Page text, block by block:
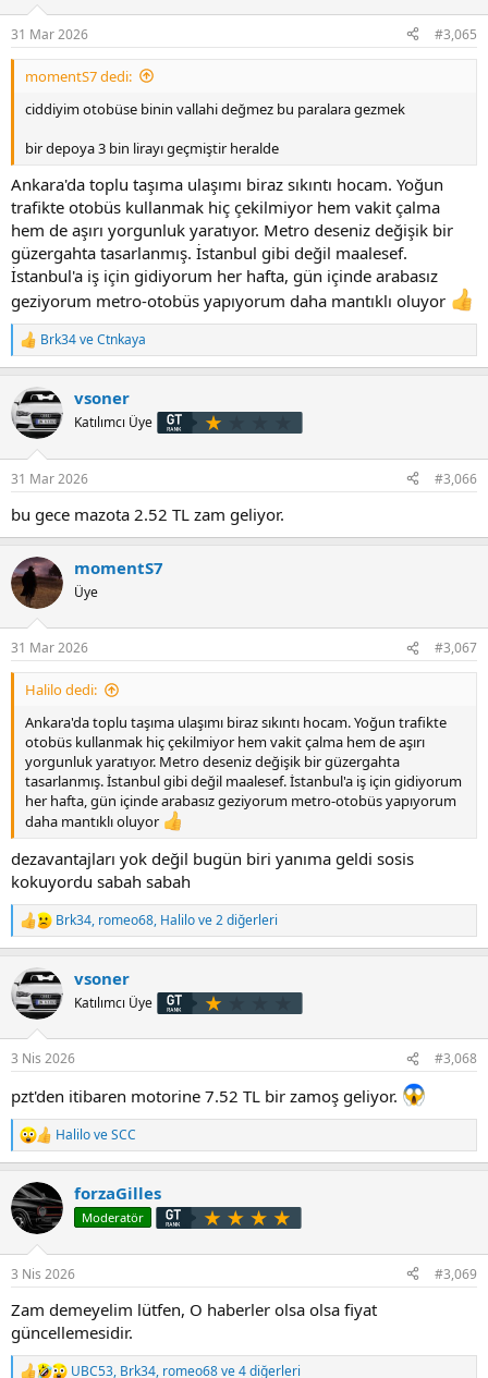
31 Mar 2026 #3,065
momentS7 dedi:
ciddiyim otobüse binin vallahi değmez bu paralara gezmek
bir depoya 3 bin lirayı geçmiştir heralde
Ankara'da toplu taşıma ulaşımı biraz sıkıntı hocam. Yoğun
trafikte otobüs kullanmak hiç çekilmiyor hem vakit çalma
hem de aşırı yorgunluk yaratıyor. Metro deseniz değişik bir
güzergahta tasarlanmış. İstanbul gibi değil maalesef.
İstanbul'a iş için gidiyorum her hafta, gün içinde arabasız
geziyorum metro-otobüs yapıyorum daha mantıklı oluyor
T
e
k
i
l
Brk34veCtnkaya
vsoner
Katılımcı Üye
31 Mar 2026 #3,066
bu gece mazota 2.52 TL zam geliyor.
momentS7
Üye
31 Mar 2026 #3,067
Halilo dedi:
Ankara'da toplu taşıma ulaşımı biraz sıkıntı hocam. Yoğun trafikte
otobüs kullanmak hiç çekilmiyor hem vakit çalma hem de aşırı
yorgunluk yaratıyor. Metro deseniz değişik bir güzergahta
tasarlanmış. İstanbul gibi değil maalesef. İstanbul'a iş için gidiyorum
her hafta, gün içinde arabasız geziyorum metro-otobüs yapıyorum
daha mantıklı oluyor
dezavantajları yok değil bugün biri yanıma geldi sosis
kokuyordu sabah sabah
T
e
k
i
l
Brk34, romeo68, Halilove 2 diğerleri
vsoner
Katılımcı Üye
3 Nis 2026 #3,068
pzt'den itibaren motorine 7.52 TL bir zamoş geliyor.
T
e
k
i
l
HaliloveSCC
forzaGilles
Moderatör
3 Nis 2026 #3,069
Zam demeyelim lütfen, O haberler olsa olsa fiyat
güncellemesidir.
UBC53, Brk34, romeo68ve 4 diğerleri